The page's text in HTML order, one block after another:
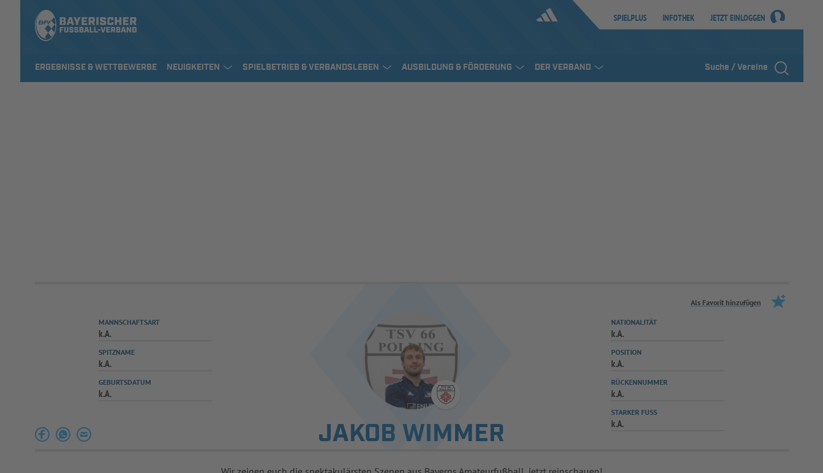
SPIELPLUS INFOTHEK JETZT EINLOGGEN
ERGEBNISSE & WETTBEWERBE NEUIGKEITEN SPIELBETRIEB & VERBANDSLEBEN AUSBILDUNG & FÖRDERUNG DER VERBAND Suche / Vereine
Als Favorit hinzufügen
JAKOB WIMMER
MANNSCHAFTSART
k.A.
SPITZNAME
k.A.
GEBURTSDATUM
k.A.
NATIONALITÄT
k.A.
POSITION
k.A.
RÜCKENNUMMER
k.A.
STARKER FUSS
k.A.